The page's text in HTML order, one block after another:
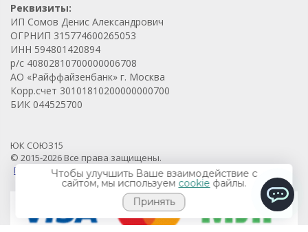
Реквизиты:
ИП Сомов Денис Александрович
ОГРНИП 315774600265053
ИНН 594801420894
р/с 40802810700000006708
АО «Райффайзенбанк» г. Москва
Корр.счет 30101810200000000700
БИК 044525700
ЮК СОЮЗ15
© 2015-2026 Все права защищены.
Продвижение проекта - Prodvigaem.pro
Чтобы улучшить Ваше взаимодействие с
сайтом, мы используем cookie файлы.
Принять
ChatApp